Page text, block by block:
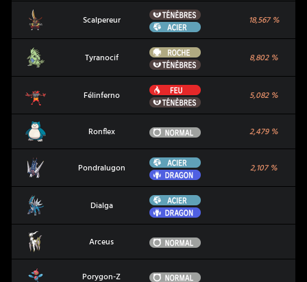
Scalpereur
Ténèbres
Acier
18,567%
Tyranocif
Roche
Ténèbres
8,802%
Félinferno
Feu
Ténèbres
5,082%
Ronflex Normal 2,479%
Pondralugon
Acier
Dragon
2,107%
Dialga
Acier
Dragon
Arceus Normal
Porygon-Z Normal